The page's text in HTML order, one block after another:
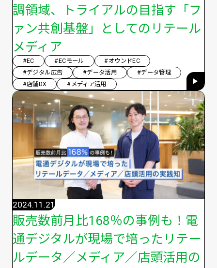
調領域、トライアルの目指す「フ
ァン共創基盤」としてのリテール
メディア
#EC #ECモール
#オウンドEC
#デジタル広告
#データ活用
#データ管理
#店舗DX
#メディア活用
販売数前月比168％の事例も！電
通デジタルが現場で培ったリテー
ルデータ／メディア／店頭活用の
2024.11.21